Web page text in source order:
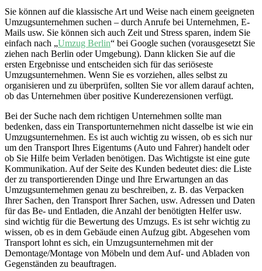
Sie können auf die klassische Art und Weise nach einem geeigneten
Umzugsunternehmen suchen – durch Anrufe bei Unternehmen, E-
Mails usw. Sie können sich auch Zeit und Stress sparen, indem Sie
einfach nach „Umzug Berlin“ bei Google suchen (vorausgesetzt Sie
ziehen nach Berlin oder Umgebung). Dann klicken Sie auf die
ersten Ergebnisse und entscheiden sich für das seriöseste
Umzugsunternehmen. Wenn Sie es vorziehen, alles selbst zu
organisieren und zu überprüfen, sollten Sie vor allem darauf achten,
ob das Unternehmen über positive Kunderezensionen verfügt.
Bei der Suche nach dem richtigen Unternehmen sollte man
bedenken, dass ein Transportunternehmen nicht dasselbe ist wie ein
Umzugsunternehmen. Es ist auch wichtig zu wissen, ob es sich nur
um den Transport Ihres Eigentums (Auto und Fahrer) handelt oder
ob Sie Hilfe beim Verladen benötigen. Das Wichtigste ist eine gute
Kommunikation. Auf der Seite des Kunden bedeutet dies: die Liste
der zu transportierenden Dinge und Ihre Erwartungen an das
Umzugsunternehmen genau zu beschreiben, z. B. das Verpacken
Ihrer Sachen, den Transport Ihrer Sachen, usw. Adressen und Daten
für das Be- und Entladen, die Anzahl der benötigten Helfer usw.
sind wichtig für die Bewertung des Umzugs. Es ist sehr wichtig zu
wissen, ob es in dem Gebäude einen Aufzug gibt. Abgesehen vom
Transport lohnt es sich, ein Umzugsunternehmen mit der
Demontage/Montage von Möbeln und dem Auf- und Abladen von
Gegenständen zu beauftragen.